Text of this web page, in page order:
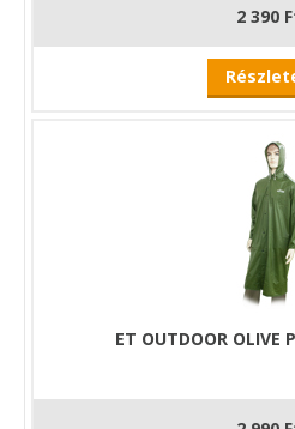
2 390
ET OUTDOOR OLIVE